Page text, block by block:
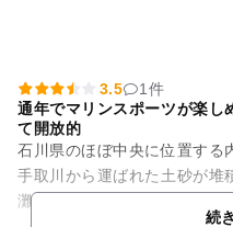
3.5
1件
通年でマリンスポーツが楽し
て開放的
石川県のほぼ中央に位置する
手取川から運ばれた土砂が堆
灘海岸」。風紋が現れる砂丘
続